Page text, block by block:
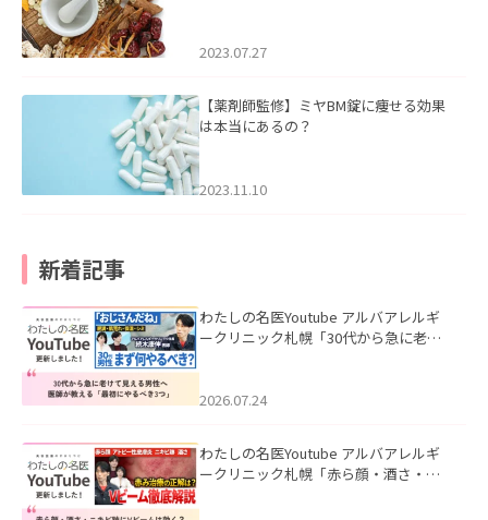
2023.07.27
【薬剤師監修】ミヤBM錠に痩せる効果
は本当にあるの？
2023.11.10
新着記事
わたしの名医Youtube アルバアレルギ
ークリニック札幌「30代から急に老け
た。
2026.07.24
わたしの名医Youtube アルバアレルギ
ークリニック札幌「赤ら顔・酒さ・ニ